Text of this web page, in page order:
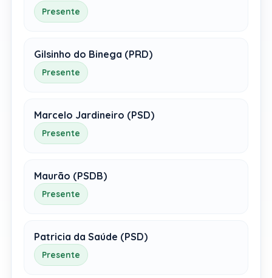
Presente
Gilsinho do Binega (PRD)
Presente
Marcelo Jardineiro (PSD)
Presente
Maurão (PSDB)
Presente
Patricia da Saúde (PSD)
Presente